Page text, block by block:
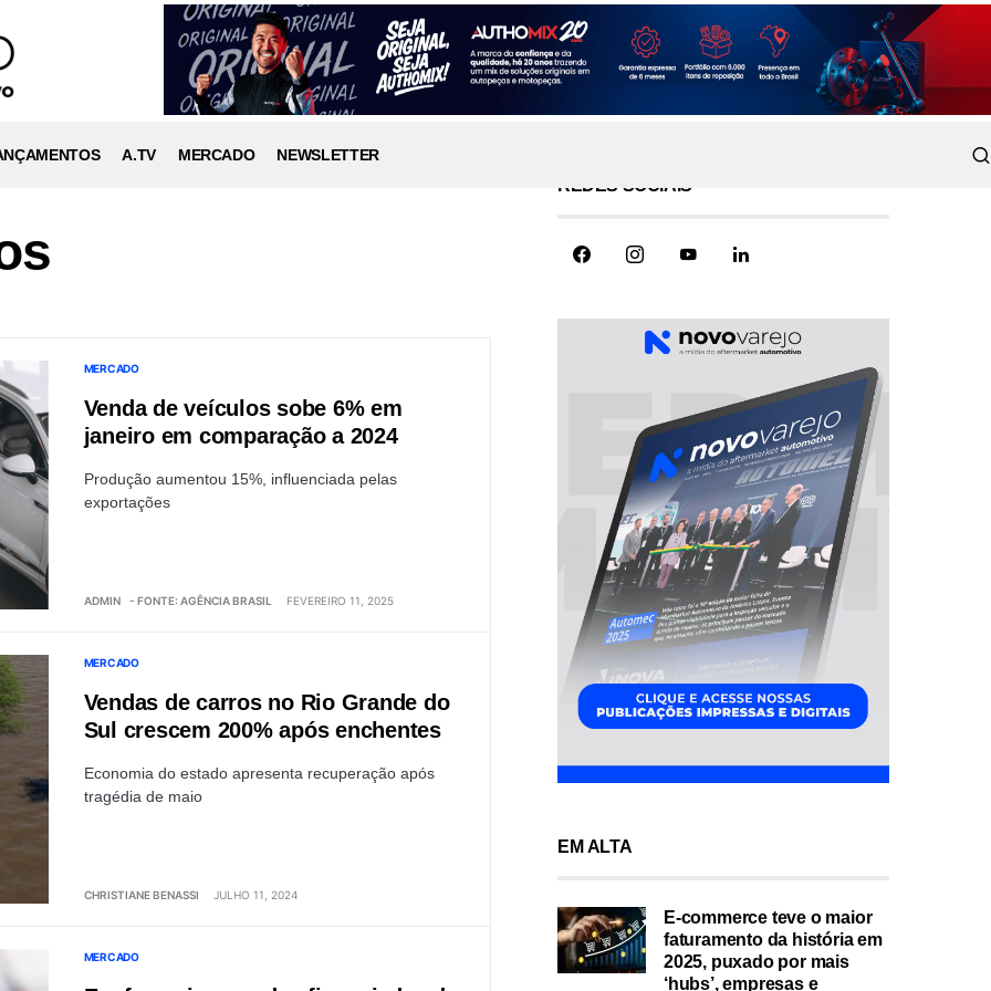
A.TV MERCADO NEWSLETTER
MERCADO
Venda de veículos sobe 6% em
janeiro em comparação a 2024
Produção aumentou 15%, influenciada pelas
exportações
ADMIN - FONTE: AGÊNCIA BRASIL FEVEREIRO 11, 2025
MERCADO
Vendas de carros no Rio Grande do
Sul crescem 200% após enchentes
Economia do estado apresenta recuperação após
tragédia de maio
CHRISTIANE BENASSI JULHO 11, 2024
MERCADO
REDES SOCIAIS
EM ALTA
E-commerce teve o maior
faturamento da história em
2025, puxado por mais
‘hubs’, empresas e